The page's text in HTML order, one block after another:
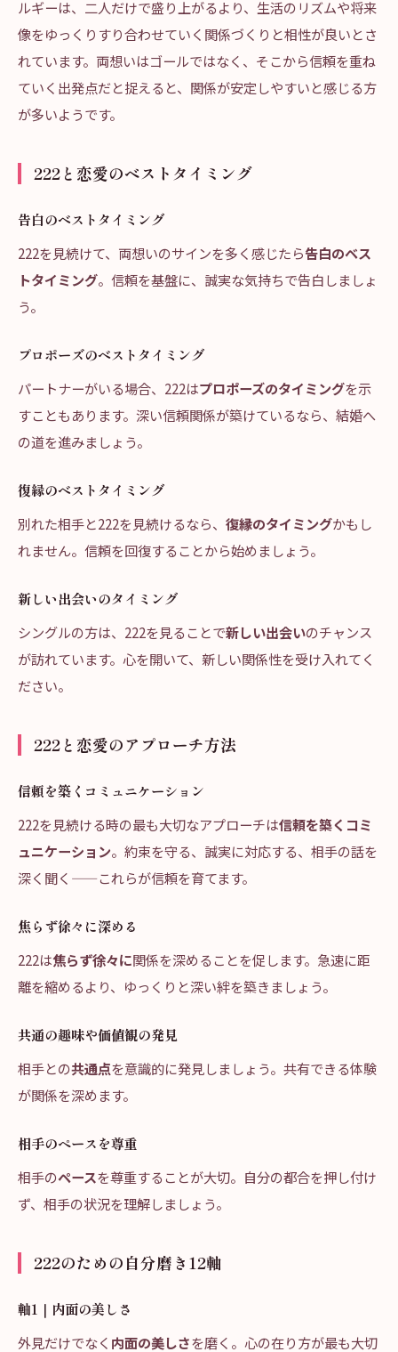
ルギーは、二人だけで盛り上がるより、生活のリズムや将来
像をゆっくりすり合わせていく関係づくりと相性が良いとさ
れています。両想いはゴールではなく、そこから信頼を重ね
ていく出発点だと捉えると、関係が安定しやすいと感じる方
が多いようです。
222と恋愛のベストタイミング
告白のベストタイミング
222を見続けて、両想いのサインを多く感じたら告白のベス
トタイミング。信頼を基盤に、誠実な気持ちで告白しましょ
う。
プロポーズのベストタイミング
パートナーがいる場合、222はプロポーズのタイミングを示
すこともあります。深い信頼関係が築けているなら、結婚へ
の道を進みましょう。
復縁のベストタイミング
別れた相手と222を見続けるなら、 復縁のタイミングかもし
れません。信頼を回復することから始めましょう。
新しい出会いのタイミング
シングルの方は、222を見ることで新しい出会いのチャンス
が訪れています。心を開いて、新しい関係性を受け入れてく
ださい。
222と恋愛のアプローチ方法
信頼を築くコミュニケーション
222を見続ける時の最も大切なアプローチは信頼を築くコミ
ュニケーション。約束を守る、誠実に対応する、相手の話を
深く聞く——これらが信頼を育てます。
焦らず徐々に深める
222は焦らず徐々に関係を深めることを促します。急速に距
離を縮めるより、ゆっくりと深い絆を築きましょう。
共通の趣味や価値観の発見
相手との共通点を意識的に発見しましょう。共有できる体験
が関係を深めます。
相手のペースを尊重
相手のペースを尊重することが大切。自分の都合を押し付け
ず、相手の状況を理解しましょう。
222のための自分磨き12軸
軸1｜内面の美しさ
外見だけでなく 内面の美しさを磨く。心の在り方が最も大切